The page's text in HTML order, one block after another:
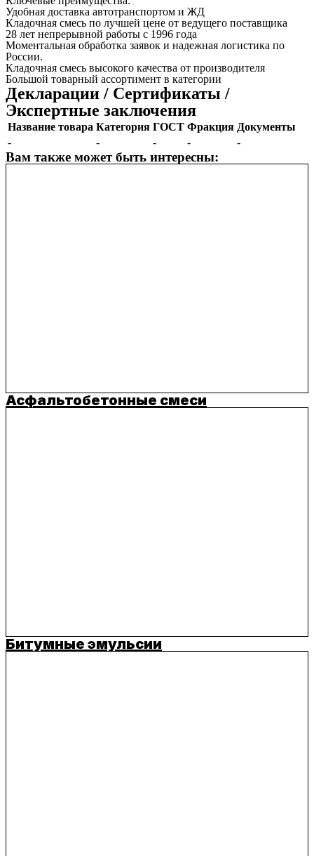
Удобная доставка автотранспортом и ЖД
Кладочная смесь по лучшей цене от ведущего поставщика
28 лет непрерывной работы с 1996 года
Моментальная обработка заявок и надежная логистика по
России.
Кладочная смесь высокого качества от производителя
Большой товарный ассортимент в категории
Декларации / Сертификаты /
Экспертные заключения
Название товара Категория ГОСТ Фракция Документы
-
- - - -
Вам также может быть интересны:
Асфальтобетонные смеси
Битумные эмульсии